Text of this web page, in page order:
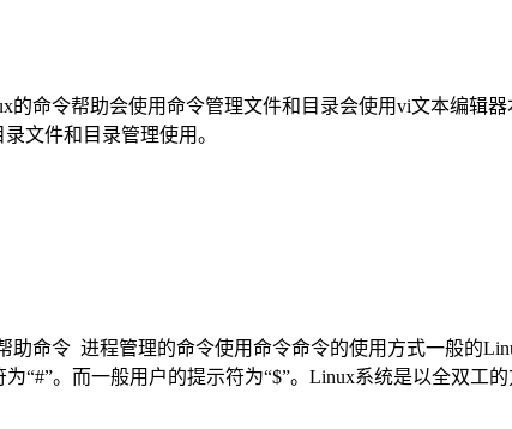
命令帮助会使用命令管理文件和目录会使用vi文本编辑
文件和目录管理使用。
命令 进程管理的命令使用命令命令的使用方式一般的
“#”。而一般用户的提示符为“$”。Linux系统是以全双工